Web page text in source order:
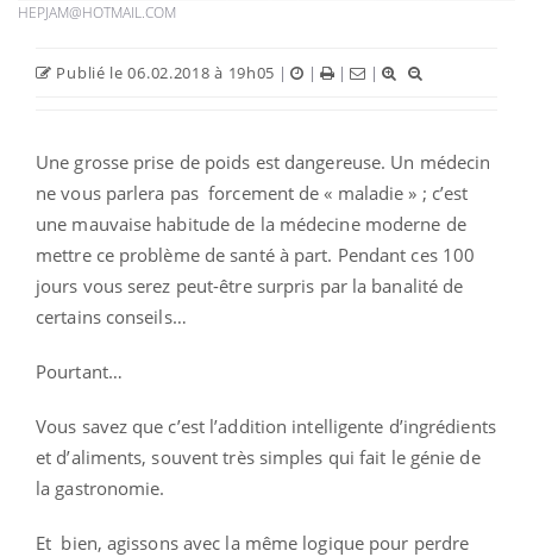
HEPJAM@HOTMAIL.COM
Publié le 06.02.2018 à 19h05 | | | |
Une grosse prise de poids est dangereuse. Un médecin
ne vous parlera pas forcement de « maladie » ; c’est
une mauvaise habitude de la médecine moderne de
mettre ce problème de santé à part. Pendant ces 100
jours vous serez peut-être surpris par la banalité de
certains conseils…
Pourtant…
Vous savez que c’est l’addition intelligente d’ingrédients
et d’aliments, souvent très simples qui fait le génie de
la gastronomie.
Et bien, agissons avec la même logique pour perdre